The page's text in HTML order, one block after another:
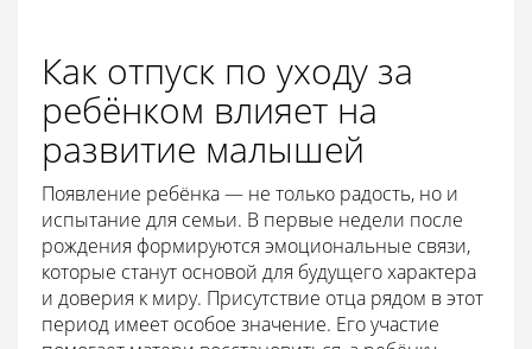
Как отпуск по уходу за
ребёнком влияет на
развитие малышей
Появление ребёнка — не только радость, но и
испытание для семьи. В первые недели после
рождения формируются эмоциональные связи,
которые станут основой для будущего характера
и доверия к миру. Присутствие отца рядом в этот
период имеет особое значение. Его участие